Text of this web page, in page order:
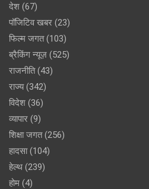
देश (67)
पॉजिटिव खबर (23)
फिल्म जगत(103)
ब्रैकिंग न्यूज़ (525)
राजनीति(43)
राज्य(342)
विदेश (36)
व्यापार (9)
शिक्षा जगत(256)
हादसा(104)
हेल्थ (239)
होम (4)